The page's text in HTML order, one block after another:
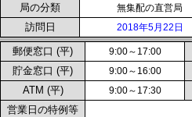
局の分類
無集配の直営局
訪問日 2018年5月22日
郵便窓口 (平) 9:00～17:00
貯金窓口 (平) 9:00～16:00
ATM (平) 9:00～17:30
営業日の特例等